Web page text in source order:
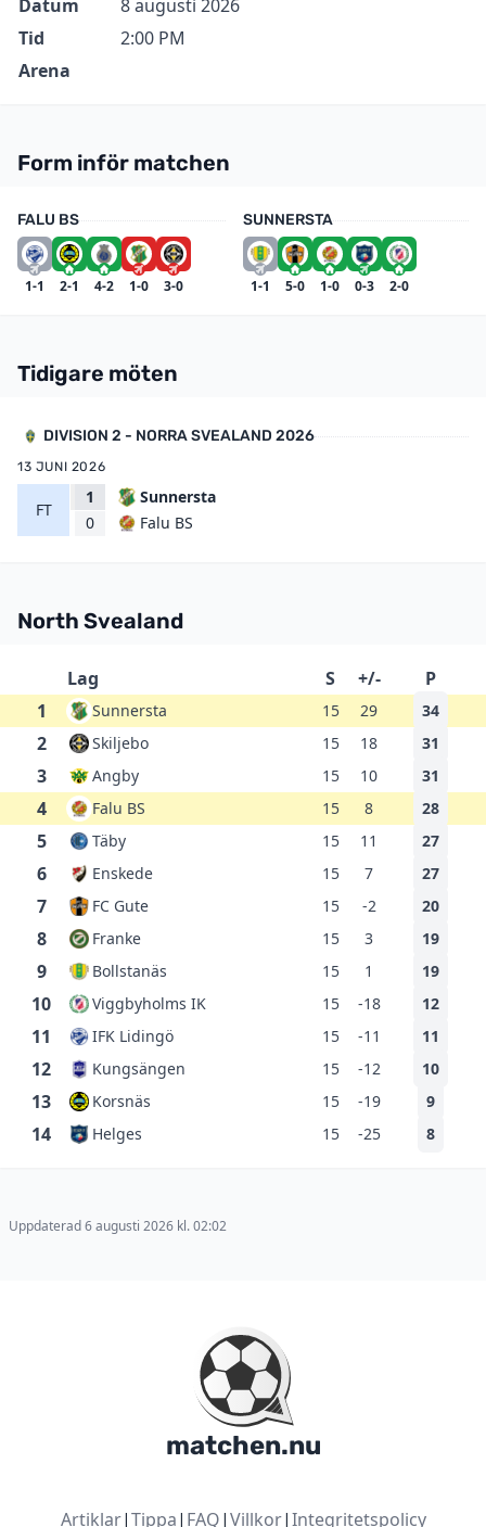
Datum
8 augusti 2026
Tid
2:00 PM
Arena
Form inför matchen
FALU BS
1-1 2-1 4-2 1-0 3-0
SUNNERSTA
1-1 5-0 1-0 0-3 2-0
Tidigare möten
DIVISION 2 - NORRA SVEALAND 2026
13 JUNI 2026
FT
1
0
Sunnersta
Falu BS
North Svealand
Lag S +/-
P
1
Sunnersta 15 29 34
2 Skiljebo 15 18 31
3 Angby 15 10 31
4 Falu BS 15 8 28
5 Täby 15 11 27
6 Enskede 15 7 27
7 FC Gute 15 -2 20
8 Franke 15 3 19
9 Bollstanäs 15 1 19
10 Viggbyholms IK 15 -18 12
11 IFK Lidingö 15 -11 11
12 Kungsängen 15 -12 10
13 Korsnäs 15 -19 9
14 Helges 15 -25 8
Uppdaterad 6 augusti 2026 kl. 02:02
matchen.nu
Artiklar|Tippa| FAQ|Villkor|Integritetspolicy